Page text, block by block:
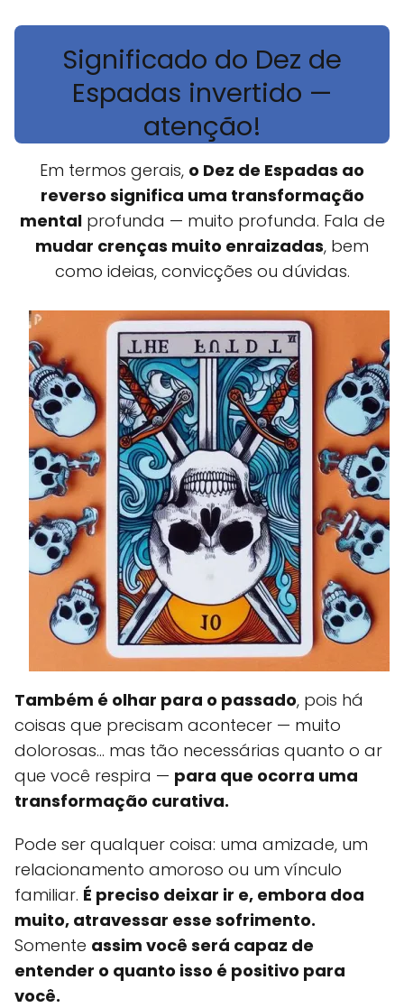
Significado do Dez de
Espadas invertido —
atenção!
Em termos gerais, o Dez de Espadas ao
reverso significa uma transformação
mentalprofunda — muito profunda. Fala de
mudar crenças muito enraizadas, bem
como ideias, convicções ou dúvidas.
Também é olhar para o passado, pois há
coisas que precisam acontecer — muito
dolorosas... mas tão necessárias quanto o ar
que você respira — para que ocorra uma
transformação curativa.
Pode ser qualquer coisa: uma amizade, um
relacionamento amoroso ou um vínculo
familiar. É preciso deixar ir e, embora doa
muito, atravessar esse sofrimento.
Somente assim você será capaz de
entender o quanto isso é positivo para
você.